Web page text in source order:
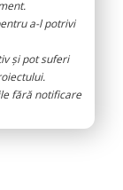
a-l potrivi
și pot suferi
fără notificare